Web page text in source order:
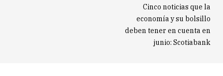
Cinco noticias que la
economía y su bolsillo
deben tener en cuenta en
junio: Scotiabank